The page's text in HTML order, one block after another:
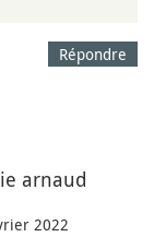
Répondre
arnaud
2022